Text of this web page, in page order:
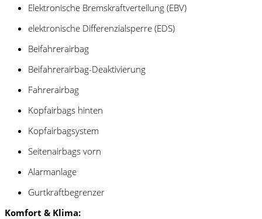
Elektronische Bremskraftverteilung (EBV)
elektronische Differenzialsperre (EDS)
Beifahrerairbag
Beifahrerairbag-Deaktivierung
Fahrerairbag
Kopfairbags hinten
Kopfairbagsystem
Seitenairbags vorn
Alarmanlage
Gurtkraftbegrenzer
Komfort & Klima: